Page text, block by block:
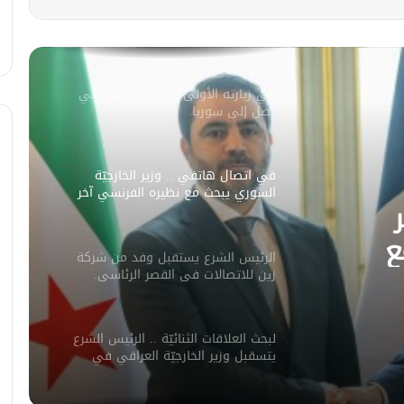
دمشق
في زيارته الأولى .. الرئيس الفرنسي
يصل إلى سوريا.
في اتصال هاتفي .. وزير الخارجيّة
السوري يبحث مع نظيره الفرنسي آخر
التطورات.
الرئيس الشرع يستقبل وفد من شركة
زين للاتصالات في القصر الرئاسي.
لبحث العلاقات الثنائيّة .. الرئيس الشرع
يتسقبل وزير الخارجيّة العراقي في